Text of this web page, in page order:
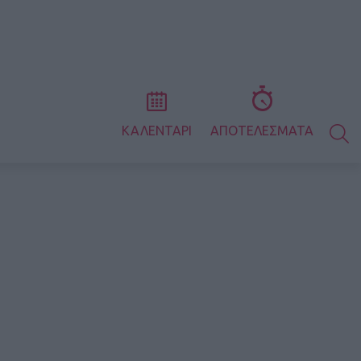
ΚΑΛΕΝΤΑΡΙ ΑΠΟΤΕΛΕΣΜΑΤΑ